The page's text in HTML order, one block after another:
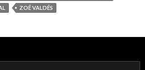
ZOÉ VALDÉS